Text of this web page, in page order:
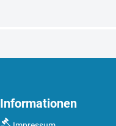
Informationen